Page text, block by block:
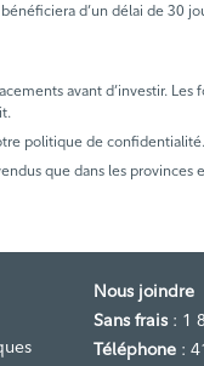
d’un délai de 30
avant d’investir. Les
politique de confidentialité.
que dans les provinces
Nous joindre
Sans frais: 1
Téléphone :